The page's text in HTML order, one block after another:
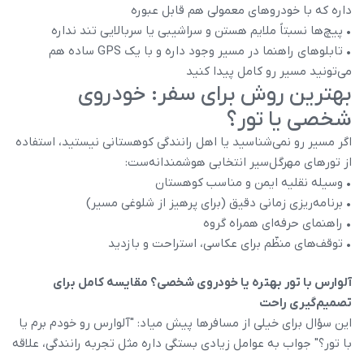
داره که با خودروهای معمولی هم قابل عبوره
• پیچ‌ها نسبتاً ملایم هستن و سراشیبی یا سربالایی تند نداره
• تابلوهای راهنما در مسیر وجود داره و با یک GPS ساده هم
می‌تونید مسیر رو کامل پیدا کنید
بهترین روش برای سفر: خودروی
شخصی یا تور؟
اگر مسیر رو نمی‌شناسید یا اهل رانندگی کوهستانی نیستید، استفاده
از تورهای مهرگل‌سیر انتخابی هوشمندانه‌ست:
• وسیله نقلیه ایمن و مناسب کوهستان
• برنامه‌ریزی زمانی دقیق (برای پرهیز از شلوغی مسیر)
• راهنمای حرفه‌ای همراه گروه
• توقف‌های منظّم برای عکاسی، استراحت و بازدید
آلوارس با تور بهتره یا خودروی شخصی؟ مقایسه کامل برای
تصمیم‌گیری راحت
این سؤال برای خیلی از مسافرها پیش میاد: "آلوارس رو خودم برم یا
با تور؟" جواب به عوامل زیادی بستگی داره مثل تجربه رانندگی، علاقه